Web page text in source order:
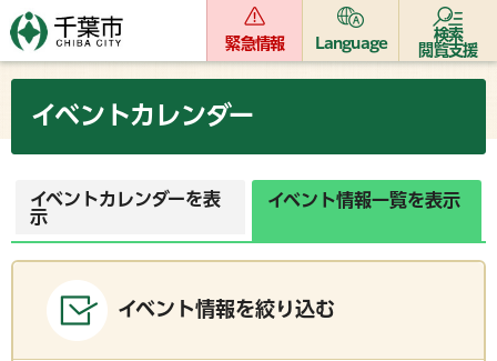
緊急情報 Language
検索
閲覧支援
イベントカレンダー
イベントカレンダーを表
示
イベント情報一覧を表示
イベント情報を絞り込む